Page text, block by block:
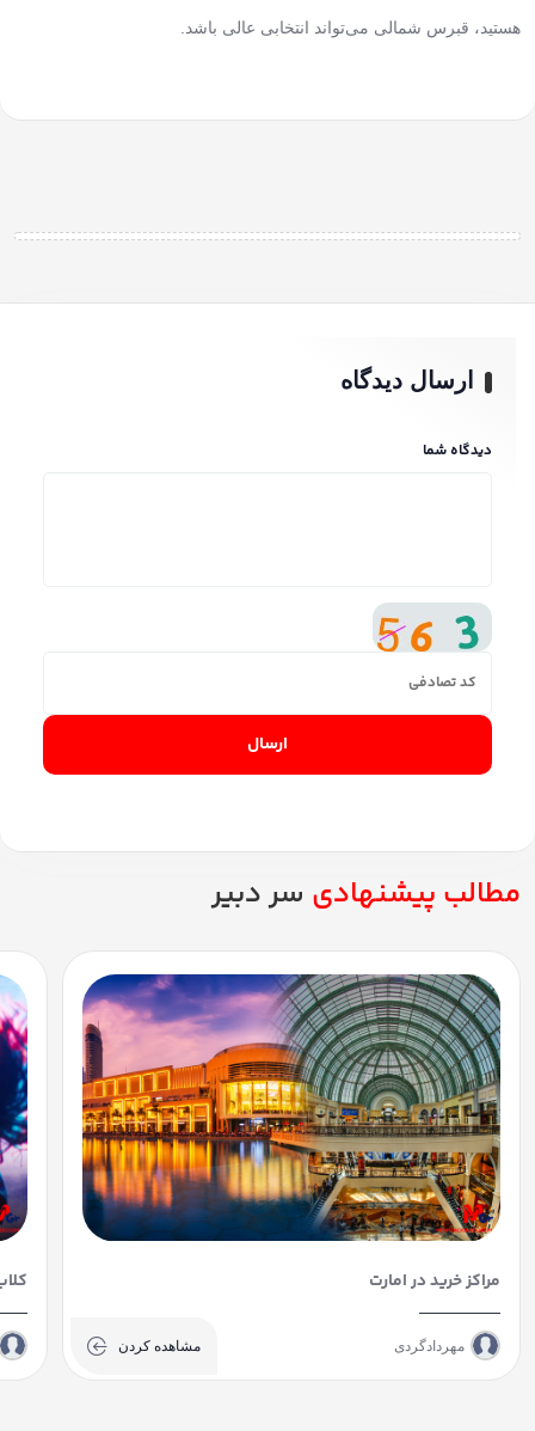
هستید، قبرس شمالی می‌تواند انتخابی عالی باشد.
ارسال دیدگاه
دیدگاه شما
ارسال
مطالب پیشنهادی سر دبیر
مراکز خرید در امارت
مهردادگردی مشاهده کردن